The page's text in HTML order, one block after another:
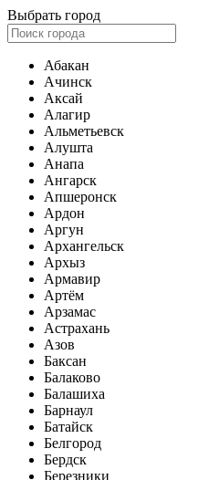
Выбрать город
Абакан
Ачинск
Аксай
Алагир
Альметьевск
Алушта
Анапа
Ангарск
Апшеронск
Ардон
Аргун
Архангельск
Архыз
Армавир
Артём
Арзамас
Астрахань
Азов
Баксан
Балаково
Балашиха
Барнаул
Батайск
Белгород
Бердск
Березники